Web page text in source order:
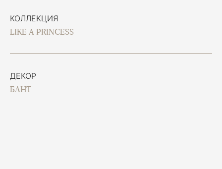
КОЛЛЕКЦИЯ
LIKE A PRINCESS
ДЕКОР
БАНТ